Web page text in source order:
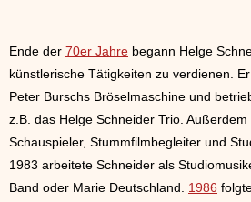
Ende der 70er Jahre begann Helge
künstlerische Tätigkeiten zu verdienen.
Peter Burschs Bröselmaschine und
z.B. das Helge Schneider Trio.
Schauspieler, Stummfilmbegleiter und
1983 arbeitete Schneider als
Band oder Marie Deutschland. 1986